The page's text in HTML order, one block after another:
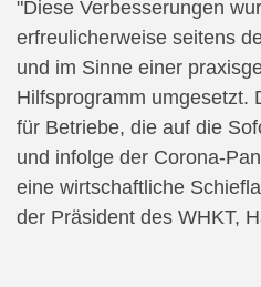
"Diese Verbesserungen
erfreulicherweise seitens
und im Sinne einer
Hilfsprogramm umgesetzt.
für Betriebe, die auf die
und infolge der Corona-
eine wirtschaftliche
der Präsident des WHKT,